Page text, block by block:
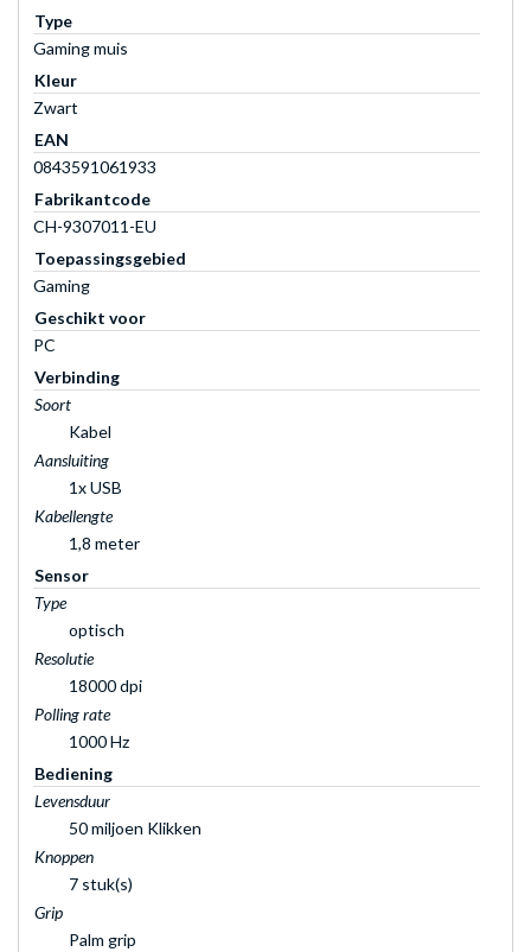
Type
Gaming muis
Kleur
Zwart
EAN
0843591061933
Fabrikantcode
CH-9307011-EU
Toepassingsgebied
Gaming
Geschikt voor
PC
Verbinding
Soort
Kabel
Aansluiting
1x USB
Kabellengte
1,8 meter
Sensor
Type
optisch
Resolutie
18000 dpi
Polling rate
1000 Hz
Bediening
Levensduur
50 miljoen Klikken
Knoppen
7 stuk(s)
Grip
Palm grip